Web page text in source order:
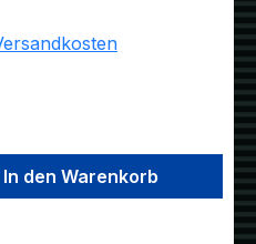
den
In den Warenkorb